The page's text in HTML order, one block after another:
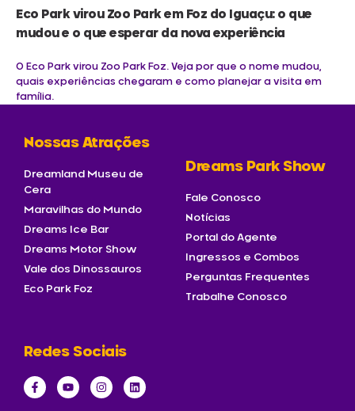
Eco Park virou Zoo Park em Foz do Iguaçu: o que
mudou e o que esperar da nova experiência
O Eco Park virou Zoo Park Foz. Veja por que o nome mudou,
quais experiências chegaram e como planejar a visita em
família.
Nossas Atrações
Dreamland Museu de
Cera
Maravilhas do Mundo
Dreams Ice Bar
Dreams Motor Show
Vale dos Dinossauros
Eco Park Foz
Dreams Park Show
Fale Conosco
Notícias
Portal do Agente
Ingressos e Combos
Perguntas Frequentes
Trabalhe Conosco
Redes Sociais